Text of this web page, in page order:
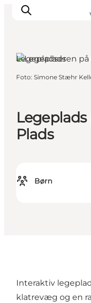
Planlæg din
Inspiration
Legeplads
Plads
Børn
Legepladser
Foto: Simone Stæhr
Interaktiv
klatrevæg og en